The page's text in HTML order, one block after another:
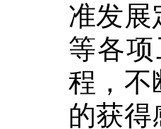
准发展
等各
程，不
的获得